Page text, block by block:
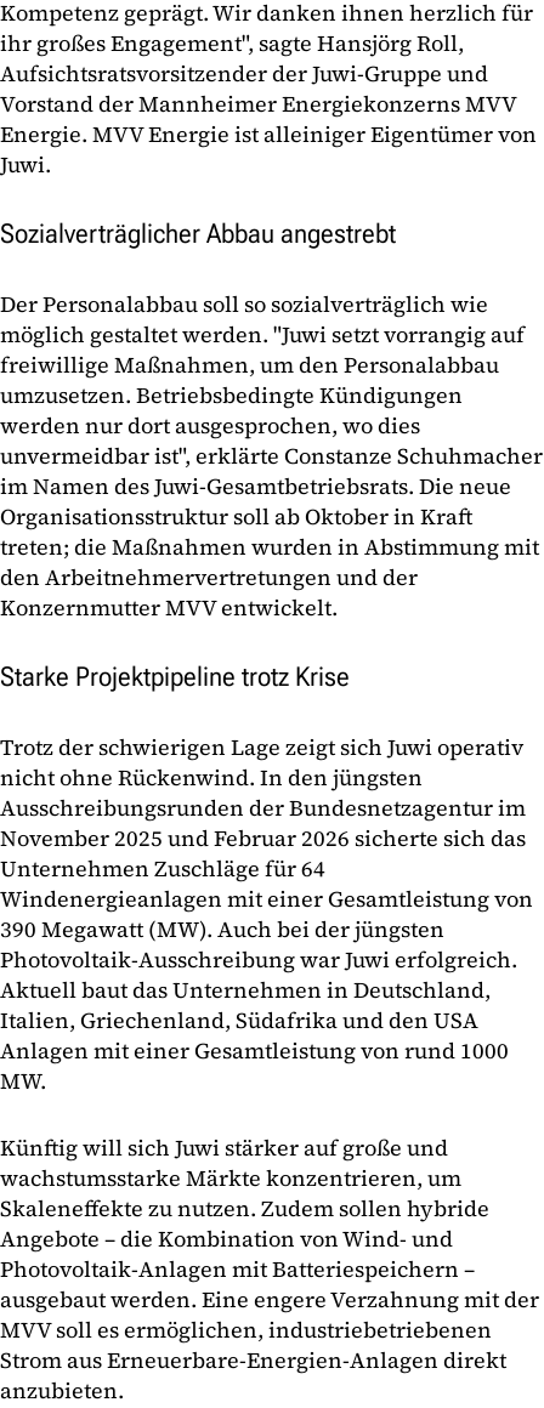
Kompetenz geprägt. Wir danken ihnen herzlich für
ihr großes Engagement", sagte Hansjörg Roll,
Aufsichtsratsvorsitzender der Juwi-Gruppe und
Vorstand der Mannheimer Energiekonzerns MVV
Energie. MVV Energie ist alleiniger Eigentümer von
Juwi.
Sozialverträglicher Abbau angestrebt
Der Personalabbau soll so sozialverträglich wie
möglich gestaltet werden. "Juwi setzt vorrangig auf
freiwillige Maßnahmen, um den Personalabbau
umzusetzen. Betriebsbedingte Kündigungen
werden nur dort ausgesprochen, wo dies
unvermeidbar ist", erklärte Constanze Schuhmacher
im Namen des Juwi-Gesamtbetriebsrats. Die neue
Organisationsstruktur soll ab Oktober in Kraft
treten; die Maßnahmen wurden in Abstimmung mit
den Arbeitnehmervertretungen und der
Konzernmutter MVV entwickelt.
Starke Projektpipeline trotz Krise
Trotz der schwierigen Lage zeigt sich Juwi operativ
nicht ohne Rückenwind. In den jüngsten
Ausschreibungsrunden der Bundesnetzagentur im
November 2025 und Februar 2026 sicherte sich das
Unternehmen Zuschläge für 64
Windenergieanlagen mit einer Gesamtleistung von
390 Megawatt (MW). Auch bei der jüngsten
Photovoltaik-Ausschreibung war Juwi erfolgreich.
Aktuell baut das Unternehmen in Deutschland,
Italien, Griechenland, Südafrika und den USA
Anlagen mit einer Gesamtleistung von rund 1000
MW.
Künftig will sich Juwi stärker auf große und
wachstumsstarke Märkte konzentrieren, um
Skaleneffekte zu nutzen. Zudem sollen hybride
Angebote – die Kombination von Wind- und
Photovoltaik-Anlagen mit Batteriespeichern –
ausgebaut werden. Eine engere Verzahnung mit der
MVV soll es ermöglichen, industriebetriebenen
Strom aus Erneuerbare-Energien-Anlagen direkt
anzubieten.